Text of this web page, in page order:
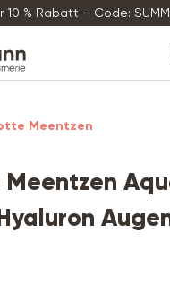
10 % Rabatt – Code:
Meentzen